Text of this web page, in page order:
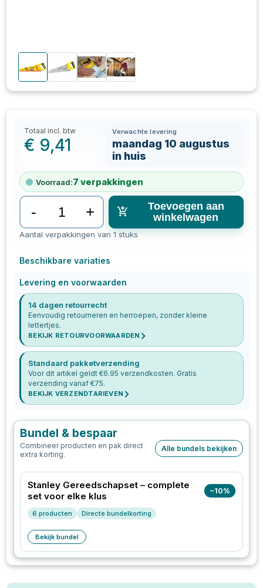
Totaal incl. btw
€ 9,41
Verwachte levering
maandag 10 augustus
in huis
Voorraad:7 verpakkingen
- +
Toevoegen aan
winkelwagen
Aantal verpakkingen van 1 stuks
Beschikbare variaties
Levering en voorwaarden
14 dagen retourrecht
Eenvoudig retourneren en herroepen, zonder kleine
lettertjes.
BEKIJK RETOURVOORWAARDEN
Standaard pakketverzending
Voor dit artikel geldt €6.95 verzendkosten. Gratis
verzending vanaf €75.
BEKIJK VERZENDTARIEVEN
Bundel & bespaar
Combineer producten en pak direct
extra korting.
Alle bundels bekijken
Stanley Gereedschapset – complete
set voor elke klus
−10%
6 producten Directe bundelkorting
Bekijk bundel